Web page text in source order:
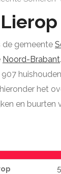
Lierop
de gemeente
Noord-Brabant
het
en buurten